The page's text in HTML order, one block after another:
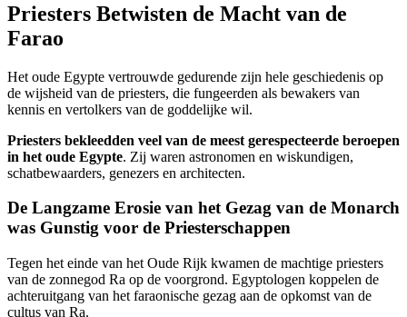
Priesters Betwisten de Macht van de
Farao
Het oude Egypte vertrouwde gedurende zijn hele geschiedenis op
de wijsheid van de priesters, die fungeerden als bewakers van
kennis en vertolkers van de goddelijke wil.
Priesters bekleedden veel van de meest gerespecteerde beroepen
in het oude Egypte. Zij waren astronomen en wiskundigen,
schatbewaarders, genezers en architecten.
De Langzame Erosie van het Gezag van de Monarch
was Gunstig voor de Priesterschappen
Tegen het einde van het Oude Rijk kwamen de machtige priesters
van de zonnegod Ra op de voorgrond. Egyptologen koppelen de
achteruitgang van het faraonische gezag aan de opkomst van de
cultus van Ra.